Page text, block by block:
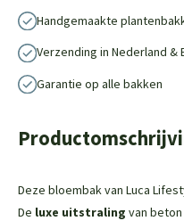
Handgemaakte
Verzending in Nederland &
Garantie op alle bakken
Deze bloembak van Luca
De luxe uitstraling van